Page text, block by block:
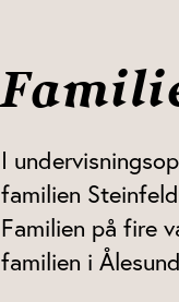
I
familien
Familien på fire
familien i